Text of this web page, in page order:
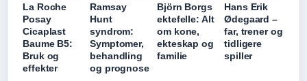
La Roche
Posay
Cicaplast
Baume B5:
Bruk og
effekter
Ramsay
Hunt
syndrom:
Symptomer,
behandling
og prognose
Björn Borgs
ektefelle: Alt
om kone,
ekteskap og
familie
Hans Erik
Ødegaard –
far, trener og
tidligere
spiller